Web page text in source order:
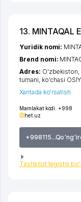
13. MINTAQAL
Mamlakat kodi: +998
het.uz
Tashkilot tegishli
Yuridik nomi:
Brend nomi:
Adres: O'zbekiston,
tumani ko'chasi
Xaritada ko'rsatish